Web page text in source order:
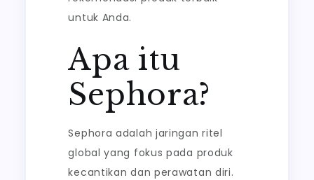
untuk Anda.
Apa itu
Sephora?
Sephora adalah jaringan ritel
global yang fokus pada produk
kecantikan dan perawatan diri.